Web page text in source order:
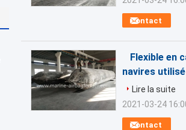
Contact
Flexible en
navires
Contact
Lire la suite
2021-03-24